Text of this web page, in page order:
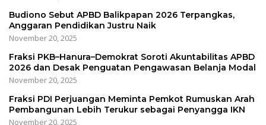
Budiono Sebut APBD Balikpapan 2026 Terpangkas,
Anggaran Pendidikan Justru Naik
November 20, 2025
Fraksi PKB–Hanura–Demokrat Soroti Akuntabilitas APBD
2026 dan Desak Penguatan Pengawasan Belanja Modal
November 20, 2025
Fraksi PDI Perjuangan Meminta Pemkot Rumuskan Arah
Pembangunan Lebih Terukur sebagai Penyangga IKN
November 20, 2025